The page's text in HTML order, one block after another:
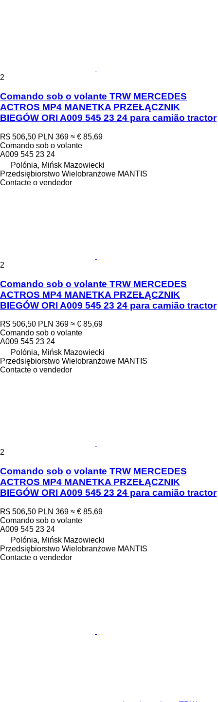
2
Comando sob o volante TRW MERCEDES
ACTROS MP4 MANETKA PRZEŁĄCZNIK
BIEGÓW ORI A009 545 23 24 para camião tractor
R$ 506,50 PLN 369 ≈ € 85,69
Comando sob o volante
A009 545 23 24
Polónia, Mińsk Mazowiecki
Przedsiębiorstwo Wielobranżowe MANTIS
Contacte o vendedor
2
Comando sob o volante TRW MERCEDES
ACTROS MP4 MANETKA PRZEŁĄCZNIK
BIEGÓW ORI A009 545 23 24 para camião tractor
R$ 506,50 PLN 369 ≈ € 85,69
Comando sob o volante
A009 545 23 24
Polónia, Mińsk Mazowiecki
Przedsiębiorstwo Wielobranżowe MANTIS
Contacte o vendedor
2
Comando sob o volante TRW MERCEDES
ACTROS MP4 MANETKA PRZEŁĄCZNIK
BIEGÓW ORI A009 545 23 24 para camião tractor
R$ 506,50 PLN 369 ≈ € 85,69
Comando sob o volante
A009 545 23 24
Polónia, Mińsk Mazowiecki
Przedsiębiorstwo Wielobranżowe MANTIS
Contacte o vendedor